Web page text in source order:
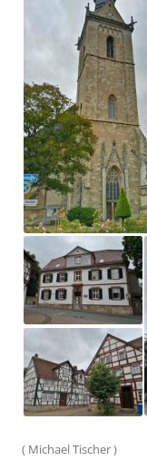
( Michael Tischer)